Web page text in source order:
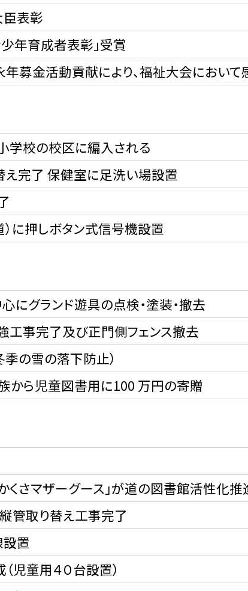
臣表彰
年育成者表彰」受賞
募金活動貢献により、福祉大会において
学校の校区に編入される
え完了 保健室に足洗い場設置
に押しボタン式信号機設置
にグランド遊具の点検・塗装・撤去
工事完了及び正門側フェンス撤去
の雪の落下防止）
から児童図書用に100 万円の寄贈
くさマザーグース」が道の図書館活性化
管取り替え工事完了
設置
児童用４０台設置）